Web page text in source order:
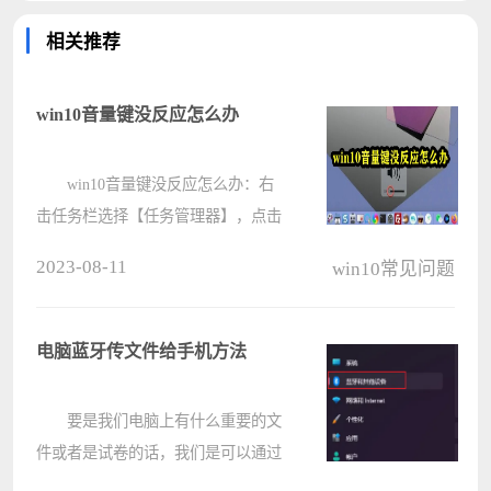
相关推荐
win10音量键没反应怎么办
win10音量键没反应怎么办：右
击任务栏选择【任务管理器】，点击
【重新启动】，Win10系统会自动重
2023-08-11 win10常见问题
电脑蓝牙传文件给手机方法
要是我们电脑上有什么重要的文
件或者是试卷的话，我们是可以通过